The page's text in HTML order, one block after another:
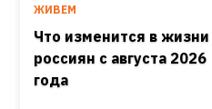
ЖИВЕМ
Что изменится в жизни
россиян с августа 2026
года